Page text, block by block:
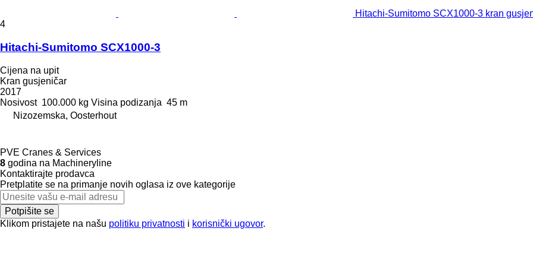
Hitachi-Sumitomo SCX1000-3 kran
4
Hitachi-Sumitomo SCX1000-3
Cijena na upit
Kran gusjeničar
2017
Nosivost 100.000 kg Visina podizanja 45 m
Nizozemska, Oosterhout
PVE Cranes & Services
8 godina na Machineryline
Kontaktirajte prodavca
Pretplatite se na primanje novih oglasa iz ove kategorije
Potpišite se
Klikom pristajete na našu politiku privatnosti i korisnički ugovor.